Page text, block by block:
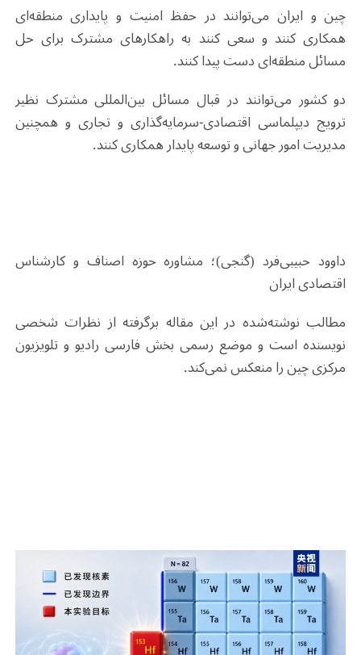
چین و ایران می‌توانند در حفظ امنیت و پایداری منطقه‌ای
همکاری کنند و سعی کنند به راهکارهای مشترک برای حل
مسائل منطقه‌ای دست پیدا کنند.
دو کشور می‌توانند در قبال مسائل بین‌المللی مشترک نظیر
ترویج دیپلماسی اقتصادی-سرمایه‌گذاری و تجاری و همچنین
مدیریت امور جهانی و توسعه پایدار همکاری کنند.
داوود حبیبی‌فرد (گنجی)؛ مشاوره حوزه اصناف و کارشناس
اقتصادی ایران
مطالب نوشته‌شده در این مقاله برگرفته از نظرات شخصی
نویسنده است و موضع رسمی بخش فارسی رادیو و تلویزیون
مرکزی چین را منعکس نمی‌کند.